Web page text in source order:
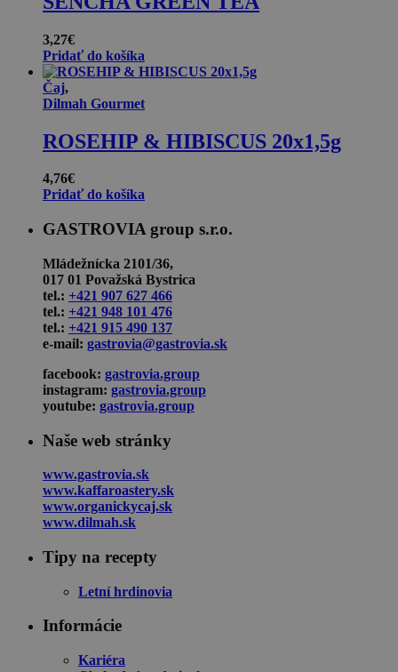
3,27€
Pridať do košíka
Čaj,
Dilmah Gourmet
ROSEHIP & HIBISCUS 20x1,5g
4,76€
Pridať do košíka
GASTROVIA group s.r.o.
Mládežnícka 2101/36,
017 01 Považská Bystrica
tel.: +421 907 627 466
tel.: +421 948 101 476
tel.: +421 915 490 137
e-mail: gastrovia@gastrovia.sk
facebook: gastrovia.group
instagram: gastrovia.group
youtube: gastrovia.group
Naše web stránky
www.gastrovia.sk
www.kaffaroastery.sk
www.organickycaj.sk
www.dilmah.sk
Tipy na recepty
Letní hrdinovia
Informácie
Kariéra